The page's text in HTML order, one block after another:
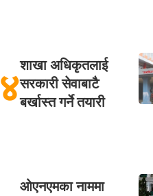
४शाखा अधिकृतलाई
सरकारी सेवाबाटै
बर्खास्त गर्ने तयारी
ओएनएमका नाममा